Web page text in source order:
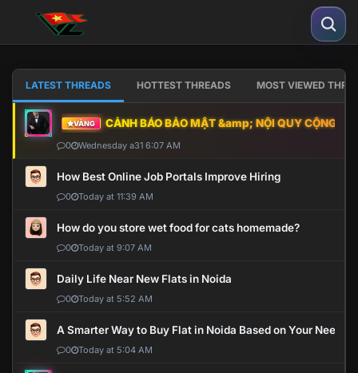
LATEST THREADS HOTTEST THREADS MOST VIEWED
VÀNG CẢNH BÁO BẢO MẬT &amp; NỘI QUY CỘNG
0 Wednesday a31 6:07 AM
How Best Online Job Portals Improve Hiring
0 Today at 11:39 AM
How do you store wet food for cats homemade?
0 Today at 9:07 AM
Daily Life Near New Flats in Noida
0 Today at 5:52 AM
A Smarter Way to Buy Flat in Noida Based on Your Needs
0 Today at 5:04 AM